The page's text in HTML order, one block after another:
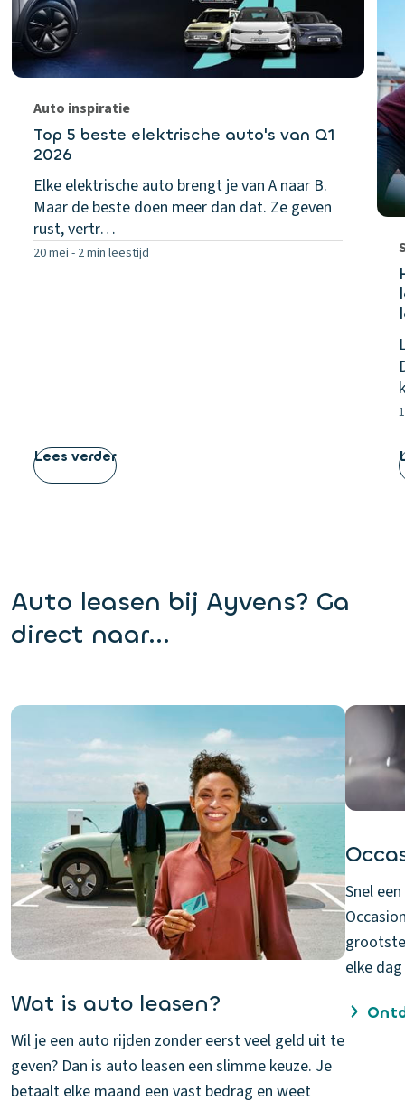
Auto inspiratie
Top 5 beste elektrische auto's van Q1
2026
Elke elektrische auto brengt je van A naar B.
Maar de beste doen meer dan dat. Ze geven
rust, vertr…
20 mei - 2 min leestijd
Lees verder
Auto leasen bij Ayvens? Ga
direct naar...
Wat is auto leasen?
Wil je een auto rijden zonder eerst veel geld uit te
geven? Dan is auto leasen een slimme keuze. Je
betaalt elke maand een vast bedrag en weet
Snel
elke